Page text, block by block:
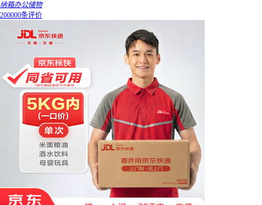
纳箱办公储物
200000条评价